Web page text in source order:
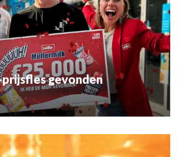
prijsfles gevonden